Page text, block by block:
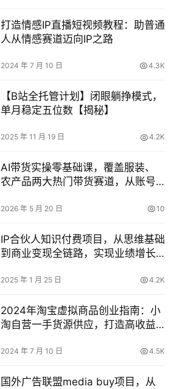
打造情感IP直播短视频教程：助普通
人从情感赛道迈向IP之路
2024 年 7 月 10 日 4.3K
【B站全托管计划】闭眼躺挣模式，
单月稳定五位数【揭秘】
2025 年 11 月 19 日 4.2K
AI带货实操零基础课，覆盖服装、
农产品两大热门带货赛道，从账号
单
2026 年 5 月 20 日 10
IP合伙人知识付费项目，从思维基础
到商业变现全链路，实现业绩增长
2025 年 1 月 25 日 4.2K
2024年淘宝虚拟商品创业指南：小
淘自营一手货源供应，打造高收益
2024 年 7 月 10 日 4.5K
国外广告联盟media buy项目，从